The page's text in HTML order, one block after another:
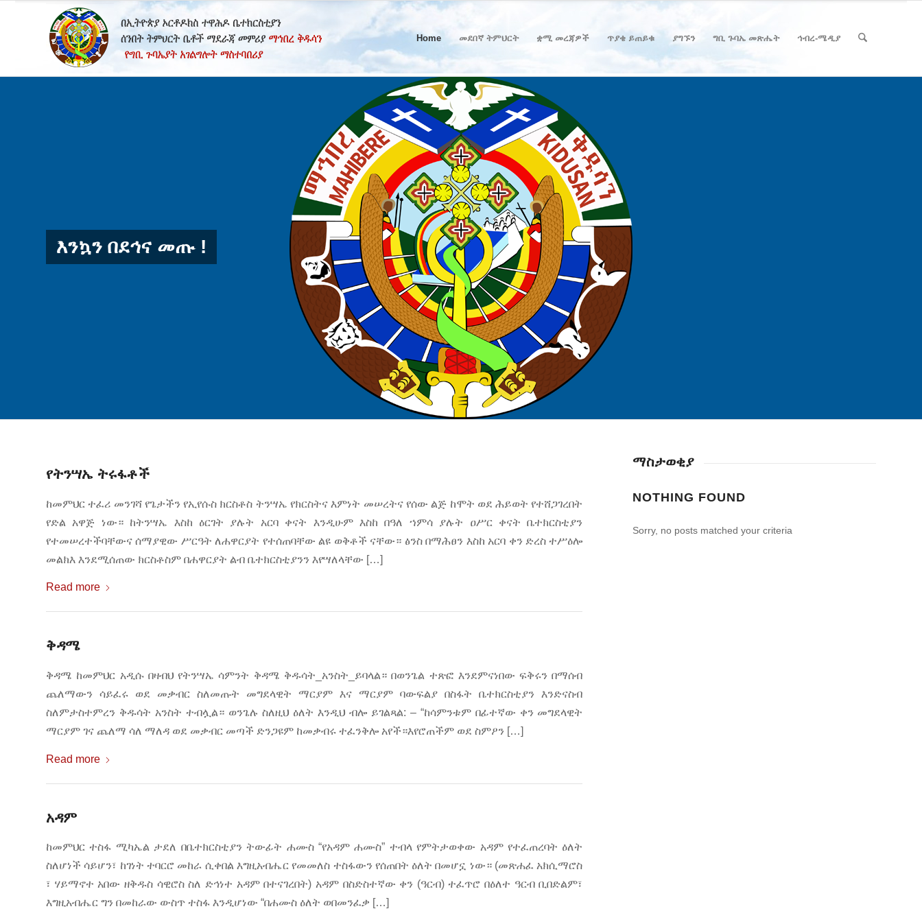
Home መደበኛ ትምህርት ቋሚ መረጃዎች ጥያቄ ይጠይቁ ያግኙን ግቢ ጉባኤ መጽሔት ኅብረ-ሜዲያ
እንኳን በደኅና መጡ !
የትንሣኤ ትሩፋቶች
ከመምህር ተፈሪ መንገሻ የጌታችን የኢየሱስ ክርስቶስ ትንሣኤ የክርስትና እምነት መሠረትና የሰው ልጅ ከሞት ወደ ሕይወት የተሸጋገረበት
የድል አዋጅ ነው። ከትንሣኤ እስከ ዕርገት ያሉት አርባ ቀናት እንዲሁም እስከ በዓለ ኀምሳ ያሉት ዐሥር ቀናት ቤተክርስቲያን
የተመሠረተችባቸውና ሰማያዊው ሥርዓት ለሐዋርያት የተሰጠባቸው ልዩ ወቅቶች ናቸው። ፅንስ በማሕፀን እስከ አርባ ቀን ድረስ ተሥዕሎ
መልክእ እንደሚሰጠው ክርስቶስም በሐዋርያት ልብ ቤተክርስቲያንን እየሣለላቸው […]
Read more
ቅዳሜ
ቅዳሜ ከመምህር አዲሱ በዛብህ የትንሣኤ ሳምንት ቅዳሜ ቅዱሳት_አንስት_ይባላል። በወንጌል ተጽፎ እንደምናነበው ፍቅሩን በማሰብ
ጨለማውን ሳይፈሩ ወደ መቃብር ስለመጡት መግደላዊት ማርያም እና ማርያም ባውፍልያ በስፋት ቤተክርስቲያን እንድናስብ
ስለምታስተምረን ቅዱሳት አንስት ተብሏል። ወንጌሉ ስለዚህ ዕለት እንዲህ ብሎ ይገልጻል: – “ከሳምንቱም በፊተኛው ቀን መግደላዊት
ማርያም ገና ጨለማ ሳለ ማለዳ ወደ መቃብር መጣች ድንጋዩም ከመቃብሩ ተፈንቅሎ አየች።እየሮጠችም ወደ ስምዖን […]
Read more
አዳም
ከመምህር ተስፋ ሚካኤል ታደለ በቤተክርስቲያን ትውፊት ሐሙስ “የአዳም ሐሙስ” ተብላ የምትታወቀው አዳም የተፈጠረባት ዕለት
ስለሆነች ሳይሆን፣ ከገነት ተባርሮ መከራ ሲቀበል እግዚአብሔር የመመለስ ተስፋውን የሰጠበት ዕለት በመሆኗ ነው። (መጽሐፈ አክሲማሮስ
፣ ሃይማኖተ አበው ዘቅዱስ ሳዊሮስ ስለ ድኅነተ አዳም በተናገረበት) አዳም በስድስተኛው ቀን (ዓርብ) ተፈጥሮ በዕለተ ዓርብ ቢበድልም፣
እግዚአብሔር ግን በመከራው ውስጥ ተስፋ እንዲሆነው “በሐሙስ ዕለት ወበመንፈቃ […]
ማስታወቂያ
NOTHING FOUND
Sorry, no posts matched your criteria